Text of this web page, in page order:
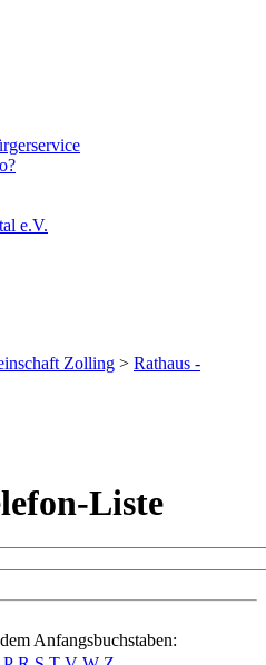
e.V.
Zolling > Rathaus -
Liste
Anfangsbuchstaben: